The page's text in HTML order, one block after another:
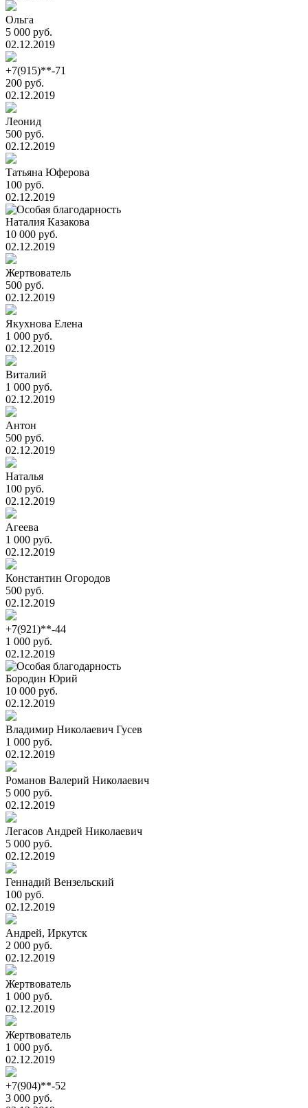
Ольга
5 000 руб.
02.12.2019
+7(915)**-71
200 руб.
02.12.2019
Леонид
500 руб.
02.12.2019
Татьяна Юферова
100 руб.
02.12.2019
Наталия Казакова
10 000 руб.
02.12.2019
Жертвователь
500 руб.
02.12.2019
Якухнова Елена
1 000 руб.
02.12.2019
Виталий
1 000 руб.
02.12.2019
Антон
500 руб.
02.12.2019
Наталья
100 руб.
02.12.2019
Агеева
1 000 руб.
02.12.2019
Константин Огородов
500 руб.
02.12.2019
+7(921)**-44
1 000 руб.
02.12.2019
Бородин Юрий
10 000 руб.
02.12.2019
Владимир Николаевич Гусев
1 000 руб.
02.12.2019
Романов Валерий Николаевич
5 000 руб.
02.12.2019
Легасов Андрей Николаевич
5 000 руб.
02.12.2019
Геннадий Вензельский
100 руб.
02.12.2019
Андрей, Иркутск
2 000 руб.
02.12.2019
Жертвователь
1 000 руб.
02.12.2019
Жертвователь
1 000 руб.
02.12.2019
+7(904)**-52
3 000 руб.